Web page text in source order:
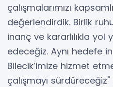
çalışmalarımızı
değerlendirdik. Birlik
inanç ve kararlılıkla yol
edeceğiz. Aynı hedefe
Bilecik’imize hizmet
çalışmayı